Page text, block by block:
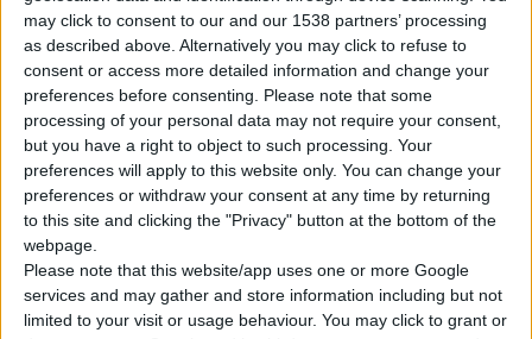
may click to consent to our and our 1538 partners’ processing
as described above. Alternatively you may click to refuse to
consent or access more detailed information and change your
preferences before consenting.
Please note that some
processing of your personal data may not require your consent,
but you have a right to object to such processing. Your
preferences will apply to this website only. You can change your
preferences or withdraw your consent at any time by returning
to this site and clicking the "Privacy" button at the bottom of the
webpage.
Please note that this website/app uses one or more Google
services and may gather and store information including but not
limited to your visit or usage behaviour. You may click to grant or
6/4/2021 4:27:08 μμ
Κορονοϊός και ψηφιακές οθόνες μας στερούν την όρασή μας
1 στους 2 θα αποκτήσει μυωπία